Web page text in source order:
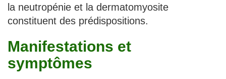
la neutropénie et la dermatomyosite
constituent des prédispositions.
Manifestations et
symptômes